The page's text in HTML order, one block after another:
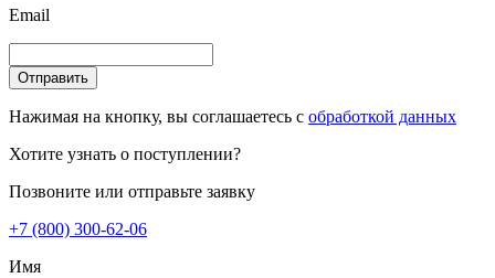
Email
Отправить
Нажимая на кнопку, вы соглашаетесь с обработкой данных
Хотите узнать о поступлении?
Позвоните или отправьте заявку
+7 (800) 300-62-06
Имя